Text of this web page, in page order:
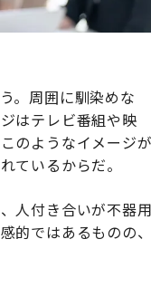
。周囲に馴染めな
はテレビ番組や映
のようなイメージが
ているからだ。
人付き合いが不器用
的ではあるものの、